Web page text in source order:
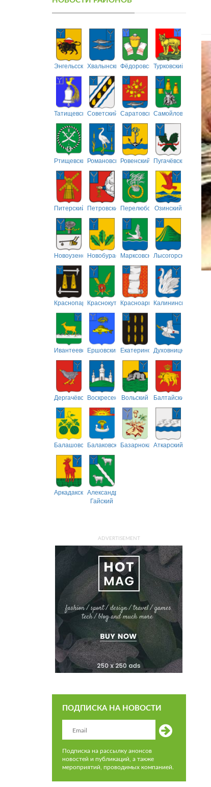
ЭнгельсскийХвалынскийФёдоровскийТурковский
ТатищевскийСоветский СаратовскийСамойловский
РтищевскийРомановскийРовенский Пугачёвский
Питерский ПетровскийПерелюбскийОзинский
НовоузенскийНовобурасскийМарксовскийЛысогорский
Краснопартизанский
КраснокутскийКрасноармейский
Калининский
ИвантеевскийЕршовский ЕкатериновскийДуховницкий
ДергачёвскийВоскресенскийВольский Балтайский
БалашовскийБалаковскийБазарнокарабулакский
Аткарский
АркадакскийАлександрово-
Гайский
ADVERTISEMENT
ПОДПИСКА НА НОВОСТИ
Подписка на рассылку анонсов
новостей и публикаций, а также
мероприятий, проводимых компанией.